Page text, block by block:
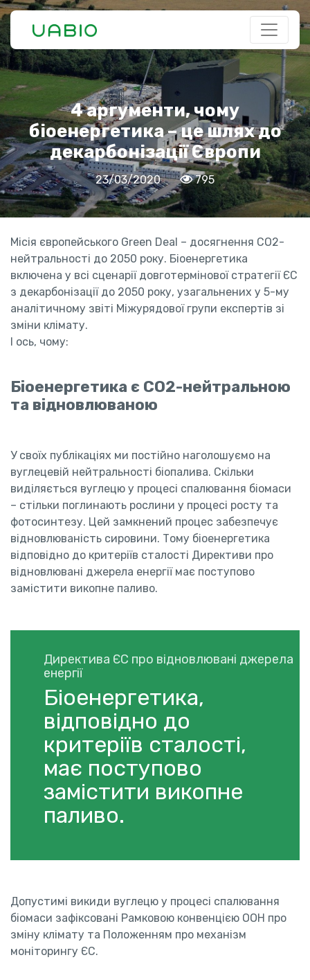
4 аргументи, чому
біоенергетика – це шлях до
декарбонізації Європи
23/03/2020 795
Місія європейського Green Deal – досягнення CO2-
нейтральності до 2050 року. Біоенергетика
включена у всі сценарії довготермінової стратегії ЄС
з декарбонізації до 2050 року, узагальнених у 5-му
аналітичному звіті Міжурядової групи експертів зі
зміни клімату.
І ось, чому:
Біоенергетика є CO2-нейтральною
та відновлюваною
У своїх публікаціях ми постійно наголошуємо на
вуглецевій нейтральності біопалива. Скільки
виділяється вуглецю у процесі спалювання біомаси
– стільки поглинають рослини у процесі росту та
фотосинтезу. Цей замкнений процес забезпечує
відновлюваність сировини. Тому біоенергетика
відповідно до критеріїв сталості Директиви про
відновлювані джерела енергії має поступово
замістити викопне паливо.
Біоенергетика,
відповідно до
критеріїв сталості,
має поступово
замістити викопне
паливо.
Директива ЄС про відновлювані джерела
енергії
Допустимі викиди вуглецю у процесі спалювання
біомаси зафіксовані Рамковою конвенцією ООН про
зміну клімату та Положенням про механізм
моніторингу ЄС.